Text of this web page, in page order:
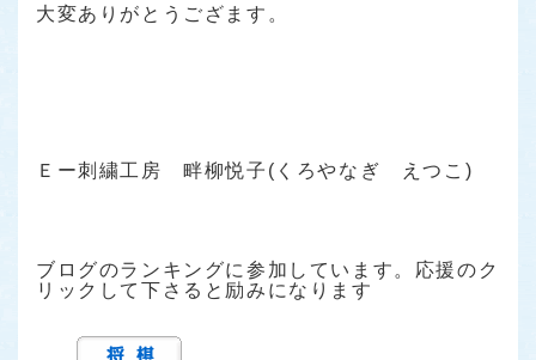
大変ありがとうござます。
Ｅー刺繍工房 畔柳悦子(くろやなぎ えつこ)
ブログのランキングに参加しています。応援のク
リックして下さると励みになります